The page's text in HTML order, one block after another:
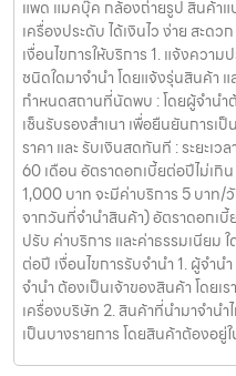
แพด แมคบุ๊ค กล้องถ่ายรูป สินค้าแ
เครื่องประดับ ได้เงินไว ง่าย สะดว
เงื่อนไขการให้บริการ 1. แจ้งควา
ชนิดใดมาจำนำ โดยแจ้งรุ่นสินค้า แ
กำหนดสถานที่นัดพบ : โดยผู้จำนำ
เซ็นรับรองสำเนา เพื่อยืนยันการเ
ราคา และ รับเงินสดทันที : ระยะเ
60 เดือน อัตราดอกเบี้ยต่อปีไม่เกิ
1,000 บาท จะมีค่าบริการ 5 บาท
จากวันที่จำนำสินค้า) อัตราดอกเบี้
ปรับ ค่าบริการ และค่าธรรมเนียม
ต่อปี เงื่อนไขการรับจำนำ 1. ผู้จำ
จำนำ ต้องเป็นเจ้าของสินค้า โดยเ
เครื่องบริษัท 2. สินค้าที่นำมาจำนำ
เป็นบางรายการ โดยสินค้าต้องอยู่